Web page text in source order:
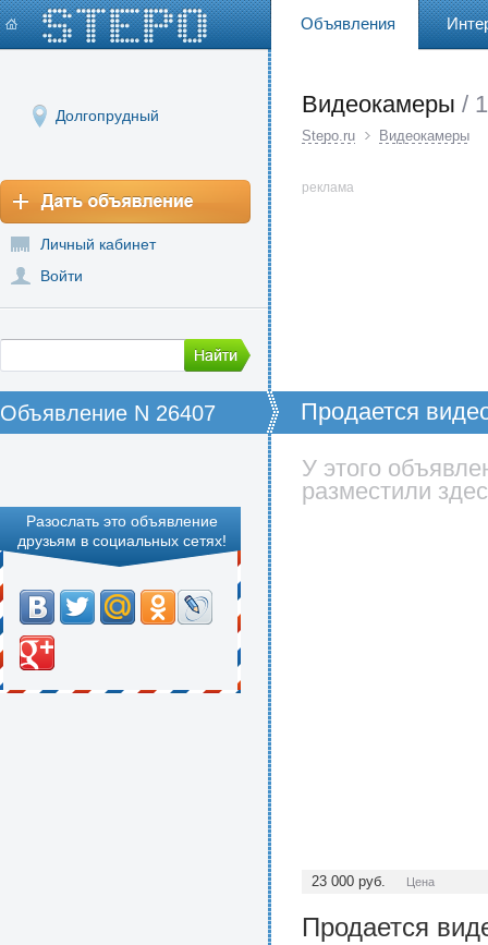
Объявления
Долгопрудный
Личный кабинет
Войти
Видеокамеры /
Stepo.ru Видеокамеры
реклама
Объявление N 26407
Продается
отличном
аккумулятора,
Разослать это объявление
друзьям в социальных сетях!
У этого
разместили
23 000 руб. Цена
Продается